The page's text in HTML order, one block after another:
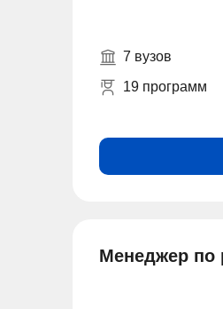
7 вузов
19 программ
Менеджер по